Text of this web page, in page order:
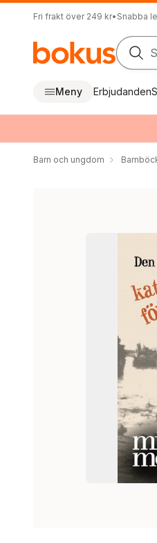
Fri frakt över 249 kr• Snabba
Meny Erbjudanden
Barn och ungdom